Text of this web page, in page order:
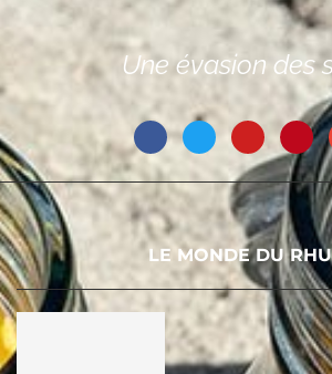
Une évasion des
LE MONDE DU